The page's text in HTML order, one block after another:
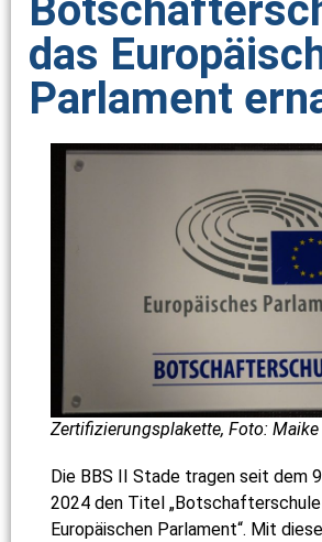
das
Parlament
Zertifizierungsplakette, Foto:
Die BBS II Stade tragen seit dem
2024 den Titel
Europäischen Parlament“. Mit